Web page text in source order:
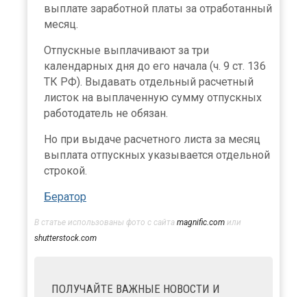
выплате заработной платы за отработанный
месяц.
Отпускные выплачивают за три
календарных дня до его начала (ч. 9 ст. 136
ТК РФ). Выдавать отдельный расчетный
листок на выплаченную сумму отпускных
работодатель не обязан.
Но при выдаче расчетного листа за месяц
выплата отпускных указывается отдельной
строкой.
Бератор
В статье использованы фото с сайта magnific.com или
shutterstock.com
ПОЛУЧАЙТЕ ВАЖНЫЕ НОВОСТИ И